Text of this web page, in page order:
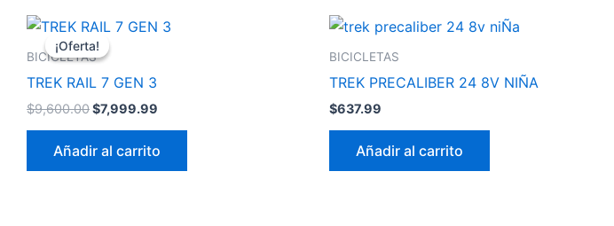
¡Oferta!
¡Oferta!
BICICLETAS
TREK RAIL 7 GEN 3
$9,600.00
El
precio
original
$9,600.00.
$7,999.99
El
Añadir al carrito
BICICLETAS
TREK PRECALIBER 24 8V NIÑA
$637.99
Añadir al carrito